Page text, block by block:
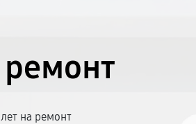
ремонт
на ремонт